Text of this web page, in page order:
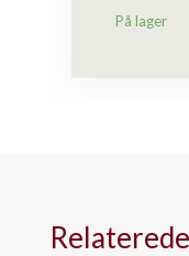
På lager